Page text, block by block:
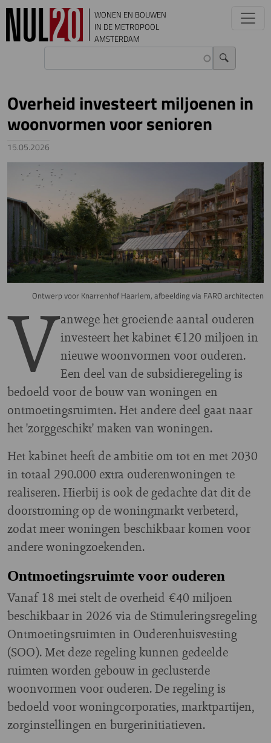
Overslaan en naar de inhoud gaan
WONEN EN BOUWEN
IN DE METROPOOL
AMSTERDAM
Overheid investeert miljoenen in
woonvormen voor senioren
15.05.2026
Ontwerp voor Knarrenhof Haarlem, afbeelding via FARO architecten
Vanwege het groeiende aantal ouderen
investeert het kabinet €120 miljoen in
nieuwe woonvormen voor ouderen.
Een deel van de subsidieregeling is
bedoeld voor de bouw van woningen en
ontmoetingsruimten. Het andere deel gaat naar
het 'zorggeschikt' maken van woningen.
Het kabinet heeft de ambitie om tot en met 2030
in totaal 290.000 extra ouderenwoningen te
realiseren. Hierbij is ook de gedachte dat dit de
doorstroming op de woningmarkt verbeterd,
zodat meer woningen beschikbaar komen voor
andere woningzoekenden.
Ontmoetingsruimte voor ouderen
Vanaf 18 mei stelt de overheid €40 miljoen
beschikbaar in 2026 via de Stimuleringsregeling
Ontmoetingsruimten in Ouderenhuisvesting
(SOO). Met deze regeling kunnen gedeelde
ruimten worden gebouw in geclusterde
woonvormen voor ouderen. De regeling is
bedoeld voor woningcorporaties, marktpartijen,
zorginstellingen en burgerinitiatieven.